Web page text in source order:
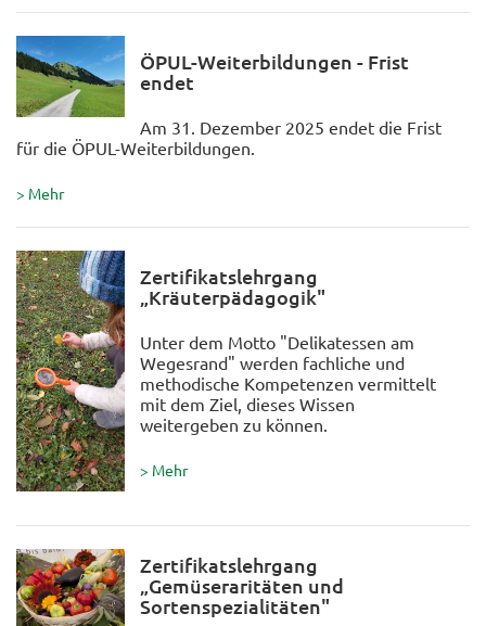
ÖPUL-Weiterbildungen - Frist
endet
Am 31. Dezember 2025 endet die Frist
für die ÖPUL-Weiterbildungen.
> Mehr
Zertifikatslehrgang
„Kräuterpädagogik"
Unter dem Motto "Delikatessen am
Wegesrand" werden fachliche und
methodische Kompetenzen vermittelt
mit dem Ziel, dieses Wissen
weitergeben zu können.
> Mehr
Zertifikatslehrgang
„Gemüseraritäten und
Sortenspezialitäten"